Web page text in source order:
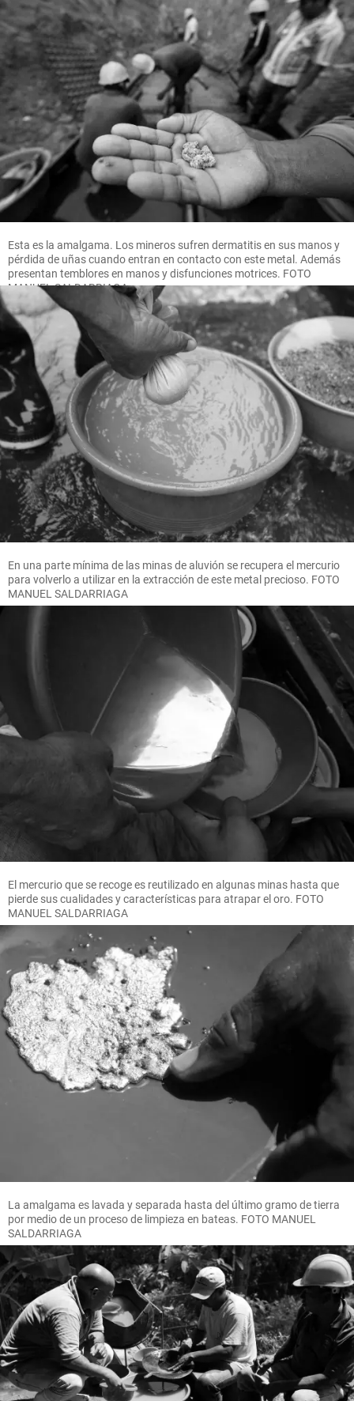
Esta es la amalgama. Los mineros sufren dermatitis en sus manos y
pérdida de uñas cuando entran en contacto con este metal. Además
presentan temblores en manos y disfunciones motrices. FOTO
MANUEL SALDARRIAGA
En una parte mínima de las minas de aluvión se recupera el mercurio
para volverlo a utilizar en la extracción de este metal precioso. FOTO
MANUEL SALDARRIAGA
El mercurio que se recoge es reutilizado en algunas minas hasta que
pierde sus cualidades y características para atrapar el oro. FOTO
MANUEL SALDARRIAGA
La amalgama es lavada y separada hasta del último gramo de tierra
por medio de un proceso de limpieza en bateas. FOTO MANUEL
SALDARRIAGA